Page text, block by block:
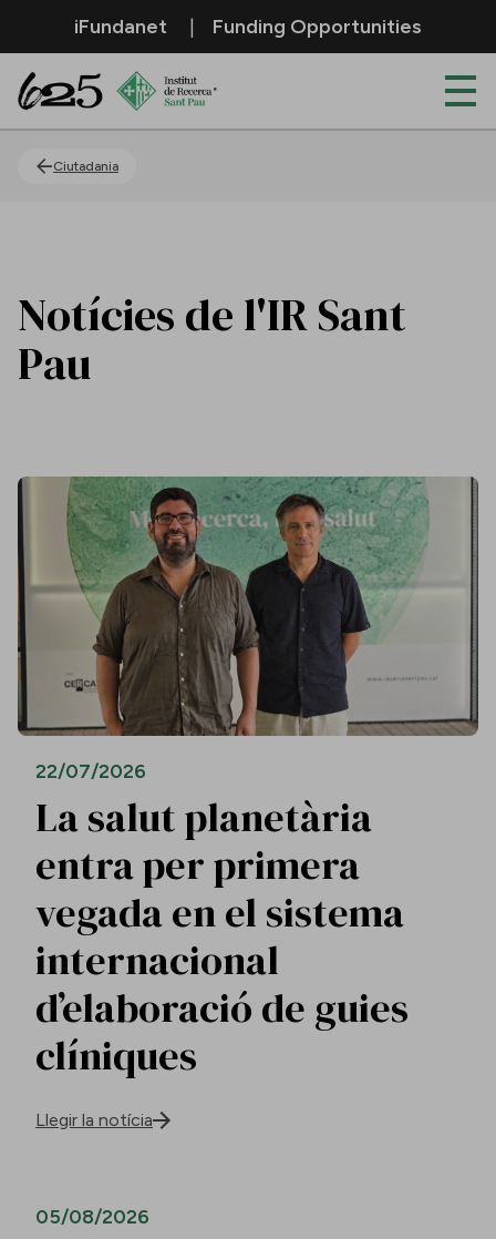
Salta al contingut principal
iFundanet Funding Opportunities
Ciutadania
Notícies de l'IR Sant
Pau
22/07/2026
La salut planetària
entra per primera
vegada en el sistema
internacional
d’elaboració de guies
clíniques
Llegir la notícia
05/08/2026